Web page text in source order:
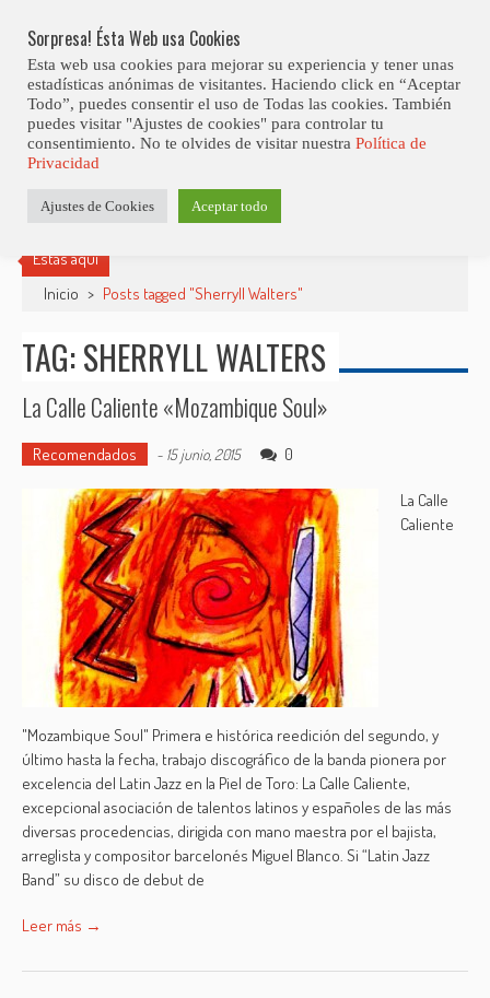
content
Club Contest.
Estás aquí
Inicio > Posts tagged "Sherryll Walters"
TAG: SHERRYLL WALTERS
La Calle Caliente «Mozambique Soul»
Recomendados - 15 junio, 2015 0
La Calle
Caliente
"Mozambique Soul" Primera e histórica reedición del segundo, y
último hasta la fecha, trabajo discográfico de la banda pionera por
excelencia del Latin Jazz en la Piel de Toro: La Calle Caliente,
excepcional asociación de talentos latinos y españoles de las más
diversas procedencias, dirigida con mano maestra por el bajista,
arreglista y compositor barcelonés Miguel Blanco. Si “Latin Jazz
Band” su disco de debut de
Leer más →
Sorpresa! Ésta Web usa Cookies
Esta web usa cookies para mejorar su experiencia y tener unas
estadísticas anónimas de visitantes. Haciendo click en “Aceptar
Todo”, puedes consentir el uso de Todas las cookies. También
puedes visitar "Ajustes de cookies" para controlar tu
consentimiento. No te olvides de visitar nuestra Política de
Privacidad
Ajustes de Cookies Aceptar todo